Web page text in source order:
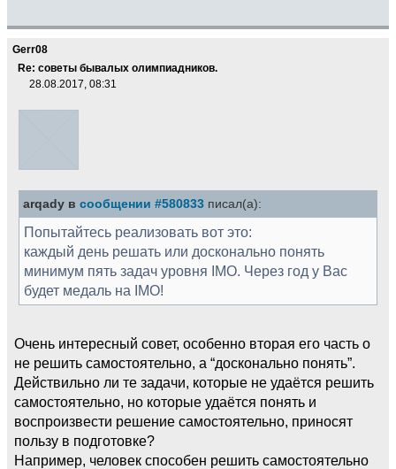
Gerr08
Re: советы бывалых олимпиадников.
28.08.2017, 08:31
arqady в сообщении #580833 писал(а):
Попытайтесь реализовать вот это:
каждый день решать или досконально понять
минимум пять задач уровня IMO. Через год у Вас
будет медаль на IMO!
Очень интересный совет, особенно вторая его часть о
не решить самостоятельно, а “досконально понять”.
Действильно ли те задачи, которые не удаётся решить
самостоятельно, но которые удаётся понять и
воспроизвести решение самостоятельно, приносят
пользу в подготовке?
Например, человек способен решить самостоятельно